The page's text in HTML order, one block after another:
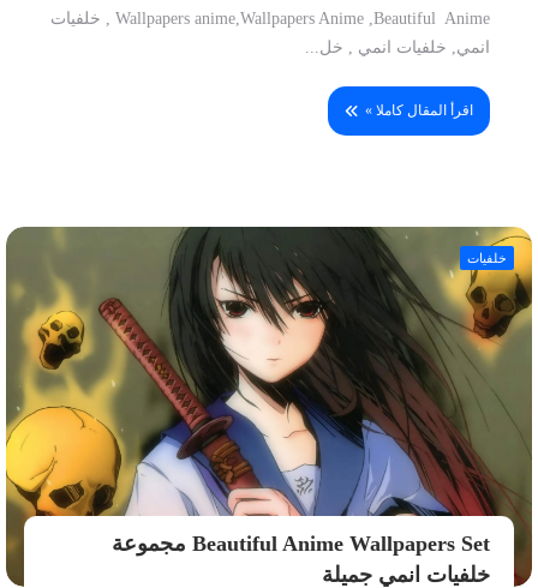
Wallpapers anime,Wallpapers Anime ,Beautiful Anime , خلفيات
انمي, خلفيات انمي , خل...
اقرأ المقال كاملا »
خلفيات
Beautiful Anime Wallpapers Set مجموعة
خلفيات انمي جميلة